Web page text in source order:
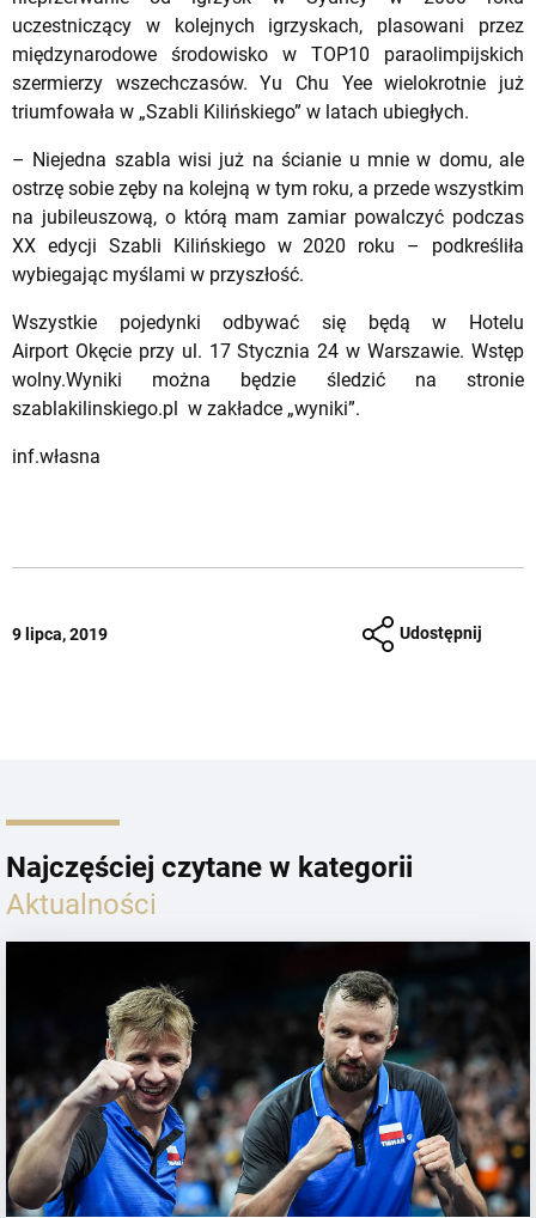
uczestniczący w kolejnych igrzyskach, plasowani przez
międzynarodowe środowisko w TOP10 paraolimpijskich
szermierzy wszechczasów. Yu Chu Yee wielokrotnie już
triumfowała w „Szabli Kilińskiego” w latach ubiegłych.
– Niejedna szabla wisi już na ścianie u mnie w domu, ale
ostrzę sobie zęby na kolejną w tym roku, a przede wszystkim
na jubileuszową, o którą mam zamiar powalczyć podczas
XX edycji Szabli Kilińskiego w 2020 roku – podkreśliła
wybiegając myślami w przyszłość.
Wszystkie pojedynki odbywać się będą w Hotelu
Airport Okęcie przy ul. 17 Stycznia 24 w Warszawie. Wstęp
wolny.Wyniki można będzie śledzić na stronie
szablakilinskiego.pl w zakładce „wyniki”.
inf.własna
9 lipca, 2019 Udostępnij
Najczęściej czytane w kategorii
Aktualności